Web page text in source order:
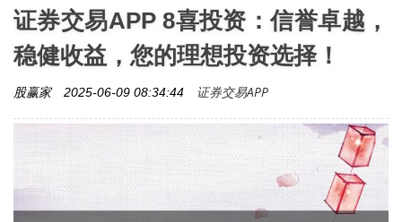
证券交易APP 8喜投资：信誉卓越，
稳健收益，您的理想投资选择！
股赢家 2025-06-09 08:34:44 证券交易APP